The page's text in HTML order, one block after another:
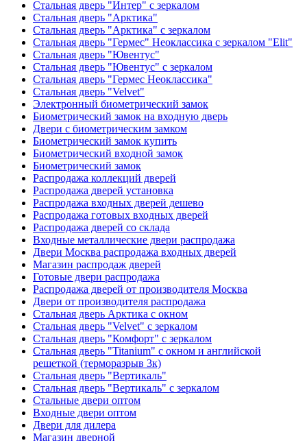
Стальная дверь "Интер" с зеркалом
Стальная дверь "Арктика"
Стальная дверь "Арктика" с зеркалом
Стальная дверь "Гермес" Неоклассика с зеркалом "Elit"
Стальная дверь "Ювентус"
Стальная дверь "Ювентус" с зеркалом
Стальная дверь "Гермес Неоклассика"
Стальная дверь "Velvet"
Электронный биометрический замок
Биометрический замок на входную дверь
Двери с биометрическим замком
Биометрический замок купить
Биометрический входной замок
Биометрический замок
Распродажа коллекций дверей
Распродажа дверей установка
Распродажа входных дверей дешево
Распродажа готовых входных дверей
Распродажа дверей со склада
Входные металлические двери распродажа
Двери Москва распродажа входных дверей
Магазин распродаж дверей
Готовые двери распродажа
Распродажа дверей от производителя Москва
Двери от производителя распродажа
Стальная дверь Арктика с окном
Стальная дверь "Velvet" с зеркалом
Стальная дверь "Комфорт" с зеркалом
Стальная дверь "Titanium" с окном и английской
решеткой (терморазрыв 3к)
Стальная дверь "Вертикаль"
Стальная дверь "Вертикаль" с зеркалом
Стальные двери оптом
Входные двери оптом
Двери для дилера
Магазин дверной